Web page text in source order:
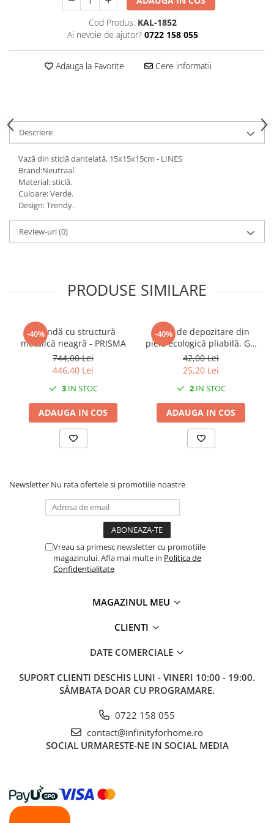
Decoratiuni interioare
Accesorii decorative
Rame foto
Textile pentru casa
Corpuri de iluminat
Home Office
Designers' Choice
Cod Produs: KAL-1852
Ai nevoie de ajutor? 0722 158 055
Adauga la Favorite Cere informatii
Descriere
Vază din sticlă dantelată, 15x15x15cm - LINES
Brand:Neutraal.
Material: sticlă.
Culoare: Verde.
Design: Trendy.
Review-uri(0)
PRODUSE SIMILARE
-40%
Oglindă cu structură
metalică neagră - PRISMA
744,00 Lei
446,40 Lei
3IN STOC
ADAUGA IN COS
-40%
Cutie de depozitare din
piele ecologică pliabilă, Gri
- Hazel
42,00 Lei
25,20 Lei
2IN STOC
ADAUGA IN COS
Newsletter Nu rata ofertele si promotiile noastre
Vreau sa primesc newsletter cu promotiile
magazinului. Afla mai multe in Politica de
Confidentialitate
MAGAZINUL MEU
CLIENTI
DATE COMERCIALE
SUPORT CLIENTI DESCHIS LUNI - VINERI 10:00 - 19:00.
SÂMBATA DOAR CU PROGRAMARE.
0722 158 055
contact@infinityforhome.ro
SOCIAL URMARESTE-NE IN SOCIAL MEDIA